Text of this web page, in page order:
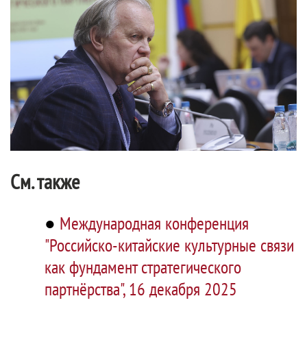
См. также
● Международная конференция
"Российско-китайские культурные связи
как фундамент стратегического
партнёрства", 16 декабря 2025